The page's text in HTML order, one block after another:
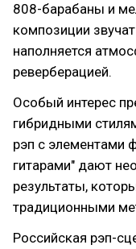
808-барабаны и
композиции
наполняется
реверберацией.
Особый интерес
гибридными
рэп с элементами
гитарами" дают
результаты,
традиционными
Российская рэп-